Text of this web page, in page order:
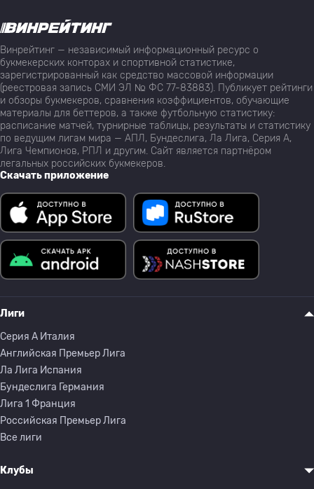
Винрейтинг — независимый информационный ресурс о
букмекерских конторах и спортивной статистике,
зарегистрированный как средство массовой информации
(реестровая запись СМИ ЭЛ № ФС 77-83883). Публикует рейтинги
и обзоры букмекеров, сравнения коэффициентов, обучающие
материалы для беттеров, а также футбольную статистику:
расписание матчей, турнирные таблицы, результаты и статистику
по ведущим лигам мира — АПЛ, Бундеслига, Ла Лига, Серия А,
Лига Чемпионов, РПЛ и другим. Сайт является партнёром
легальных российских букмекеров.
Скачать приложение
Лиги
Серия A Италия
Английская Премьер Лига
Ла Лига Испания
Бундеслига Германия
Лига 1 Франция
Российская Премьер Лига
Все лиги
Клубы